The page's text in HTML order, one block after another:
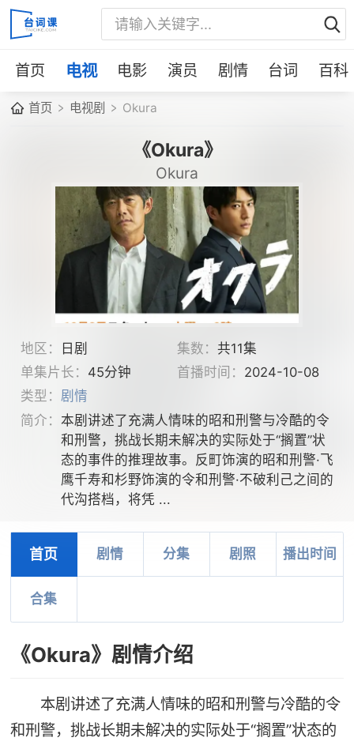
首页 电视 电影 演员 剧情 台词 百科
首页 电视剧 Okura
《Okura》
Okura
地区： 日剧 集数： 共11集
单集片长： 45分钟 首播时间： 2024-10-08
类型： 剧情
简介： 本剧讲述了充满人情味的昭和刑警与冷酷的令
和刑警，挑战长期未解决的实际处于“搁置”状
态的事件的推理故事。反町饰演的昭和刑警·飞
鹰千寿和杉野饰演的令和刑警·不破利己之间的
代沟搭档，将凭 ...
首页 剧情 分集 剧照 播出时间
合集
《Okura》剧情介绍
本剧讲述了充满人情味的昭和刑警与冷酷的令
和刑警，挑战长期未解决的实际处于“搁置”状态的